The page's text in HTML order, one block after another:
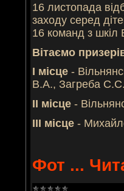
16 листопада
заходу серед
16 команд з шкіл
Вітаємо
І місце -
В.А., Загреба
ІІ місце -
ІІІ місце -
Фот ...